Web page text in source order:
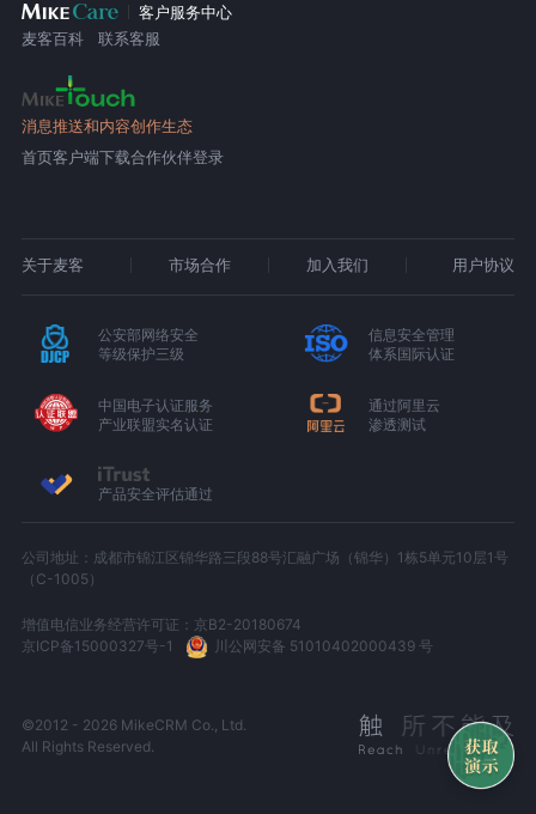
客户服务中心
麦客百科
联系客服
消息推送和内容创作生态
首页客户端下载合作伙伴登录
关于麦客 市场合作 加入我们 用户协议
公安部网络安全
等级保护三级
信息安全管理
体系国际认证
中国电子认证服务
产业联盟实名认证
通过阿里云
渗透测试
产品安全评估通过
公司地址：成都市锦江区锦华路三段88号汇融广场（锦华）1栋5单元10层1号
（C-1005）
增值电信业务经营许可证：京B2-20180674
京ICP备15000327号-1
川公网安备 51010402000439 号
©2012 - 2026 MikeCRM Co., Ltd.
All Rights Reserved.